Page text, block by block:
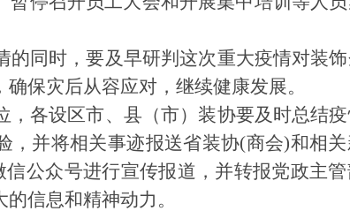
的同时，要及早研判这次重大疫情对装
保灾后从容应对，继续健康发展。
，各设区市、县（市）装协要及时总结
，并将相关事迹报送省装协(商会)和相
公众号进行宣传报道，并转报党政主
信息和精神动力。